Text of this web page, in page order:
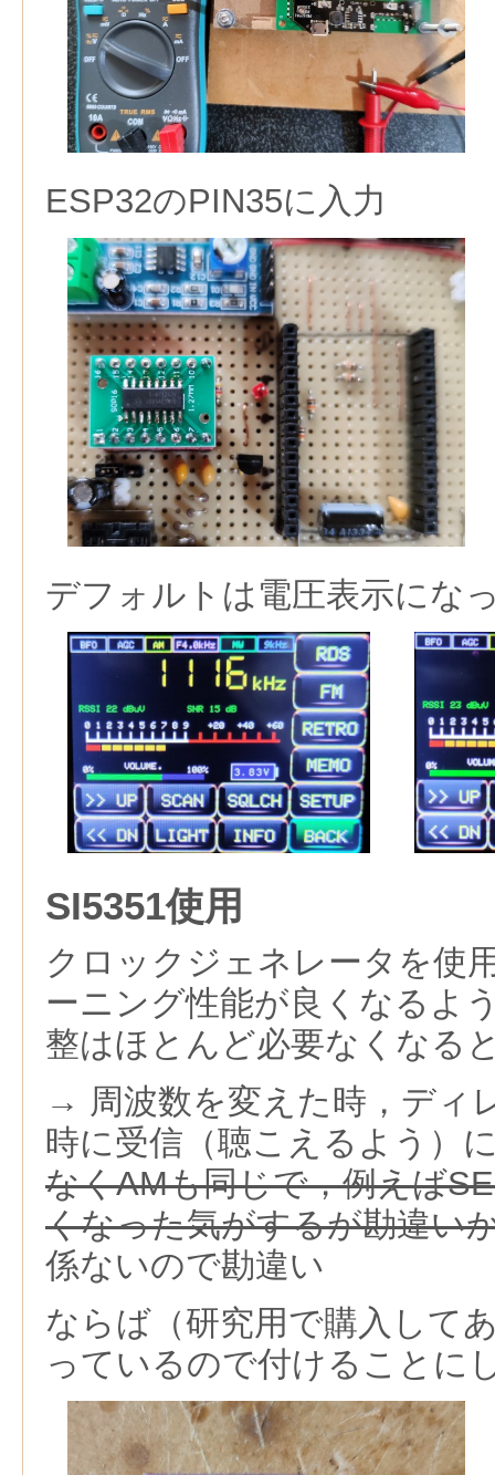
ESP32のPIN35に入力
デフォルトは電圧表示にな
SI5351使用
クロックジェネレータを使
ーニング性能が良くなるよ
整はほとんど必要なくなる
→ 周波数を変えた時，ディ
時に受信（聴こえるよう）
なくAMも同じで，例えば
くなった気がするが勘違い
係ないので勘違い
ならば（研究用で購入して
っているので付けることに